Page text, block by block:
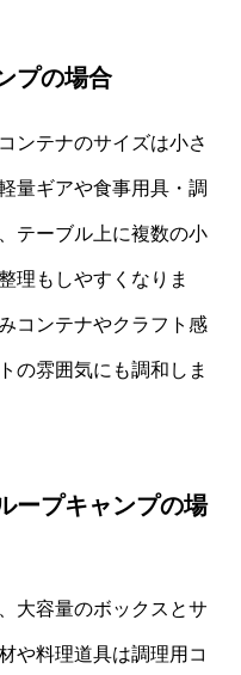
プの場合
ンテナのサイズは小さ
量ギアや食事用具・調
テーブル上に複数の小
理もしやすくなりま
コンテナやクラフト感
の雰囲気にも調和しま
ープキャンプの場
大容量のボックスとサ
や料理道具は調理用コ